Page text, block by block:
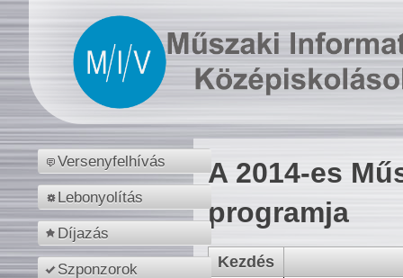
Versenyfelhívás
Lebonyolítás
Díjazás
Szponzorok
A 2014-es
programja
Kezdés